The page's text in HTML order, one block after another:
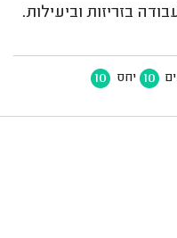
בזריזות וביעילות.
10 יחס 10